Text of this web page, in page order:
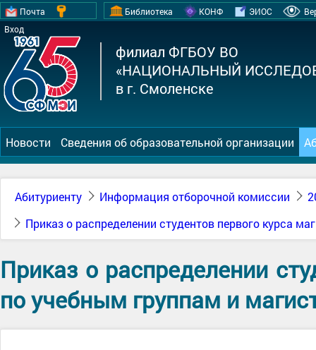
Почта
Вход
Библиотека КОНФ ЭИОС
филиал ФГБОУ ВО
«НАЦИОНАЛЬНЫЙ
в г. Смоленске
Новости Сведения об образовательной организации
Абитуриенту Информация отборочной комиссии
Приказ о распределении студентов первого курса
Приказ о распределении
по учебным группам и